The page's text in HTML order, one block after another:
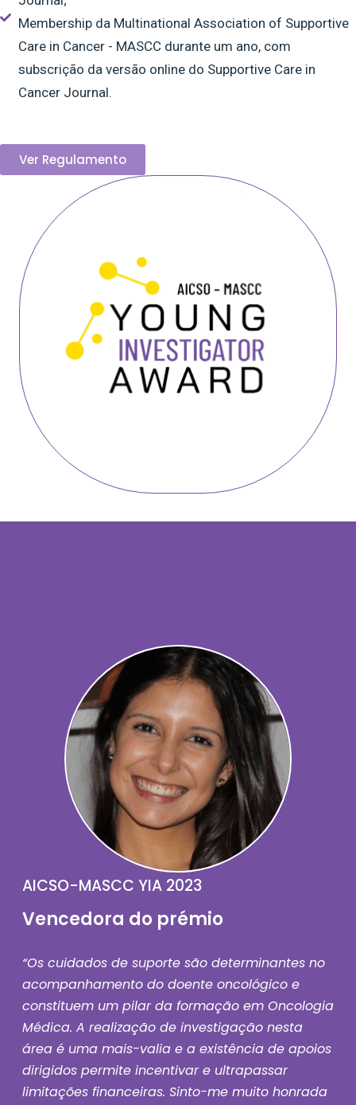
Membership da Multinational Association of Supportive
Care in Cancer - MASCC durante um ano, com
subscrição da versão online do Supportive Care in
Cancer Journal.
Ver Regulamento
AICSO-MASCC YIA 2023
Vencedora do prémio
“Os cuidados de suporte são determinantes no
acompanhamento do doente oncológico e
constituem um pilar da formação em Oncologia
Médica. A realização de investigação nesta
área é uma mais-valia e a existência de apoios
dirigidos permite incentivar e ultrapassar
limitações financeiras. Sinto-me muito honrada